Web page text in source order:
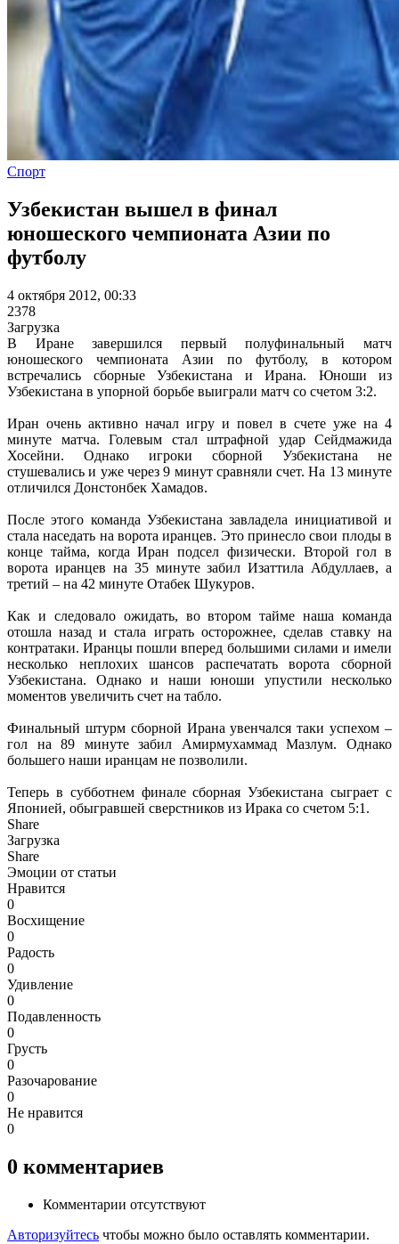
Спорт
Узбекистан вышел в финал
юношеского чемпионата Азии по
футболу
4 октября 2012, 00:33
2378
Загрузка
В Иране завершился первый полуфинальный матч
юношеского чемпионата Азии по футболу, в котором
встречались сборные Узбекистана и Ирана. Юноши из
Узбекистана в упорной борьбе выиграли матч со счетом 3:2.
Иран очень активно начал игру и повел в счете уже на 4
минуте матча. Голевым стал штрафной удар Сейдмажида
Хосейни. Однако игроки сборной Узбекистана не
стушевались и уже через 9 минут сравняли счет. На 13 минуте
отличился Донстонбек Хамадов.
После этого команда Узбекистана завладела инициативой и
стала наседать на ворота иранцев. Это принесло свои плоды в
конце тайма, когда Иран подсел физически. Второй гол в
ворота иранцев на 35 минуте забил Изаттила Абдуллаев, а
третий – на 42 минуте Отабек Шукуров.
Как и следовало ожидать, во втором тайме наша команда
отошла назад и стала играть осторожнее, сделав ставку на
контратаки. Иранцы пошли вперед большими силами и имели
несколько неплохих шансов распечатать ворота сборной
Узбекистана. Однако и наши юноши упустили несколько
моментов увеличить счет на табло.
Финальный штурм сборной Ирана увенчался таки успехом –
гол на 89 минуте забил Амирмухаммад Мазлум. Однако
большего наши иранцам не позволили.
Теперь в субботнем финале сборная Узбекистана сыграет с
Японией, обыгравшей сверстников из Ирака со счетом 5:1.
Share
Загрузка
Share
Эмоции от статьи
Нравится
0
Восхищение
0
Радость
0
Удивление
0
Подавленность
0
Грусть
0
Разочарование
0
Не нравится
0
0 комментариев
Комментарии отсутствуют
Авторизуйтесь чтобы можно было оставлять комментарии.